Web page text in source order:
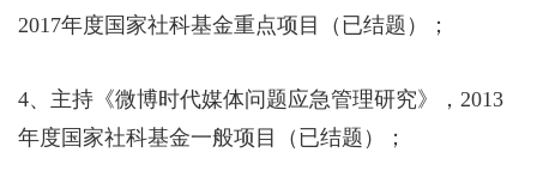
2017年度国家社科基金重点项目（已结题）；
4、主持《微博时代媒体问题应急管理研究》， 2013
年度国家社科基金一般项目（已结题）；